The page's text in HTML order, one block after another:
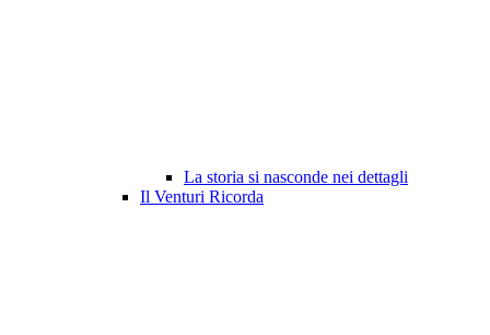
La storia si nasconde nei dettagli
Il Venturi Ricorda